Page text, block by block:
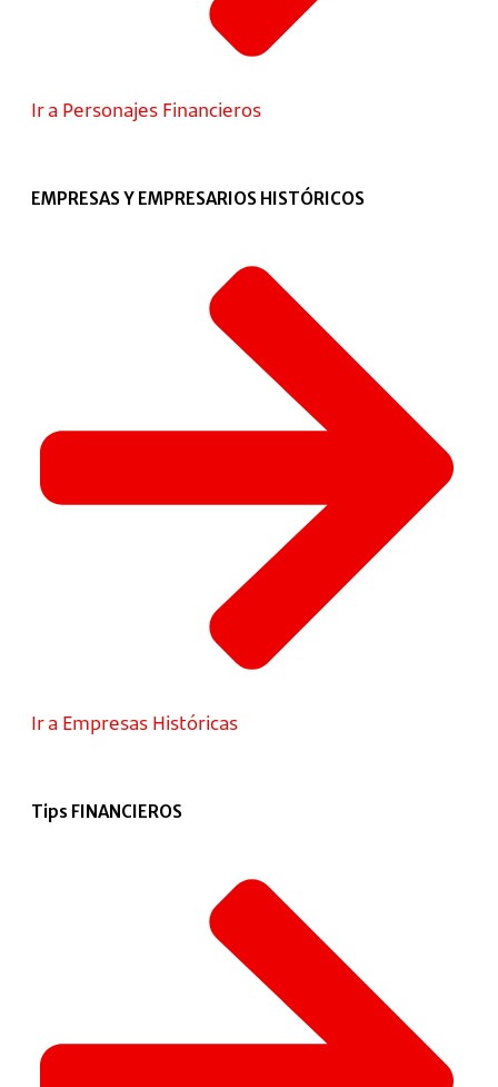
Ir a Personajes Financieros
EMPRESAS Y EMPRESARIOS HISTÓRICOS
Ir a Empresas Históricas
Tips FINANCIEROS